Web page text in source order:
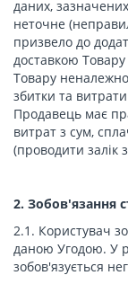
даних,
неточне
призвело до
доставкою
Товару
збитки та
Продавець має
витрат з сум,
(проводити залік
2. Зобов'язання
2.1. Користувач
даною Угодою. У
зобов'язується